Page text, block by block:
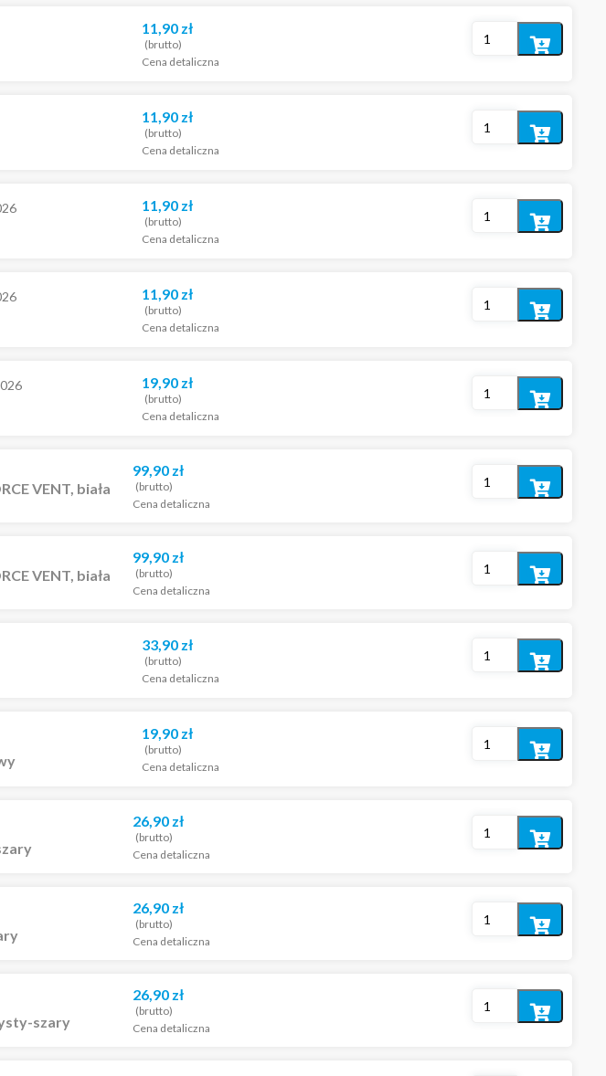
11,90 zł
(brutto)
Cena detaliczna
Dodaj
11,90 zł
(brutto)
Cena detaliczna
Dodaj
11,90 zł
(brutto)
Cena detaliczna
Dodaj
11,90 zł
(brutto)
Cena detaliczna
Dodaj
19,90 zł
(brutto)
Cena detaliczna
Dodaj
VENT, biała
99,90 zł
(brutto)
Cena detaliczna
Dodaj
VENT, biała
99,90 zł
(brutto)
Cena detaliczna
Dodaj
33,90 zł
(brutto)
Cena detaliczna
Dodaj
19,90 zł
(brutto)
Cena detaliczna
Dodaj
26,90 zł
(brutto)
Cena detaliczna
Dodaj
26,90 zł
(brutto)
Cena detaliczna
Dodaj
szary
26,90 zł
(brutto)
Cena detaliczna
Dodaj